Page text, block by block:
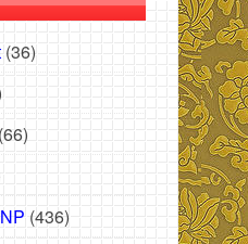
(36)
(66)
(436)